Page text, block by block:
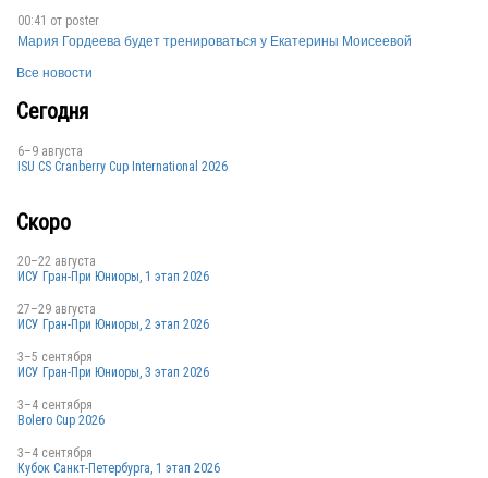
AUS
AUS
AUS
AUS
00:41 от poster
Мария Гордеева будет тренироваться у Екатерины Моисеевой
Все новости
Сегодня
6–9 августа
ISU CS Cranberry Cup International 2026
Скоро
20–22 августа
ИСУ Гран-При Юниоры, 1 этап 2026
27–29 августа
ИСУ Гран-При Юниоры, 2 этап 2026
3–5 сентября
ИСУ Гран-При Юниоры, 3 этап 2026
3–4 сентября
Bolero Cup 2026
3–4 сентября
Кубок Санкт-Петербурга, 1 этап 2026